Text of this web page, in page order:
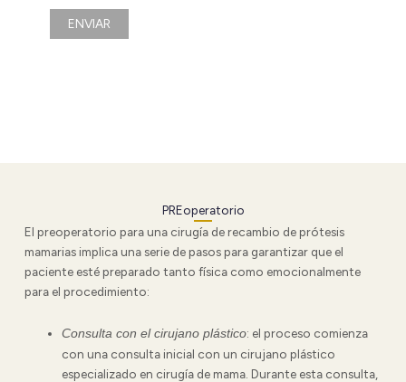
PREoperatorio
El preoperatorio para una cirugía de recambio de prótesis
mamarias implica una serie de pasos para garantizar que el
paciente esté preparado tanto física como emocionalmente
para el procedimiento:
Consulta con el cirujano plástico: el proceso comienza
con una consulta inicial con un cirujano plástico
especializado en cirugía de mama. Durante esta consulta,